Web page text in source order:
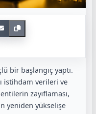
bir başlangıç yaptı.
istihdam verileri ve
zayıflaması,
yeniden yükselişe